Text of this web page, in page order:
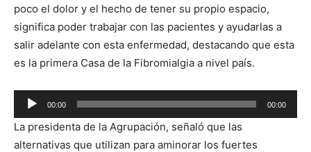
poco el dolor y el hecho de tener su propio espacio,
significa poder trabajar con las pacientes y ayudarlas a
salir adelante con esta enfermedad, destacando que esta
es la primera Casa de la Fibromialgia a nivel país.
Reproductor
de
audio
00:00 00:00
La presidenta de la Agrupación, señaló que las
alternativas que utilizan para aminorar los fuertes